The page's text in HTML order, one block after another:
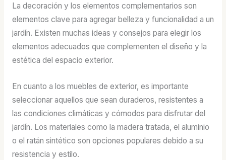
La decoración y los elementos complementarios son
elementos clave para agregar belleza y funcionalidad a un
jardín. Existen muchas ideas y consejos para elegir los
elementos adecuados que complementen el diseño y la
estética del espacio exterior.
En cuanto a los muebles de exterior, es importante
seleccionar aquellos que sean duraderos, resistentes a
las condiciones climáticas y cómodos para disfrutar del
jardín. Los materiales como la madera tratada, el aluminio
o el ratán sintético son opciones populares debido a su
resistencia y estilo.